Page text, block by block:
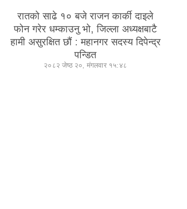
रातको साढे १० बजे राजन कार्की दाइले
फोन गरेर धम्काउनु भो, जिल्ला अध्यक्षबाटै
हामी असुरक्षित छौं : महानगर सदस्य दिपेन्द्र
पन्डित
२०८२ जेष्ठ २०, मंगलवार १५:४८